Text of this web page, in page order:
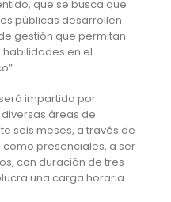
que se busca que
públicas desarrollen
gestión que permitan
en el
impartida por
áreas de
seis meses, a través de
presenciales, a ser
con duración de tres
una carga horaria